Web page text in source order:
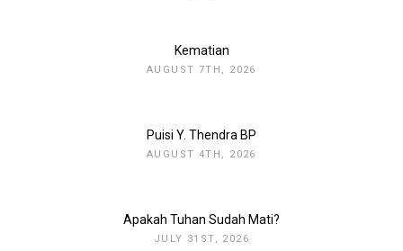
Kematian
AUGUST 7TH, 2026
Puisi Y. Thendra BP
AUGUST 4TH, 2026
Apakah Tuhan Sudah Mati?
JULY 31ST, 2026